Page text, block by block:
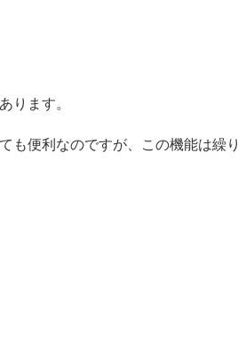
ります。
も便利なのですが、この機能は繰り